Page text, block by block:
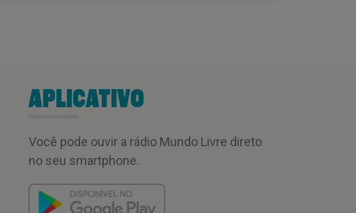
APLICATIVO
Você pode ouvir a rádio Mundo Livre direto
no seu smartphone.